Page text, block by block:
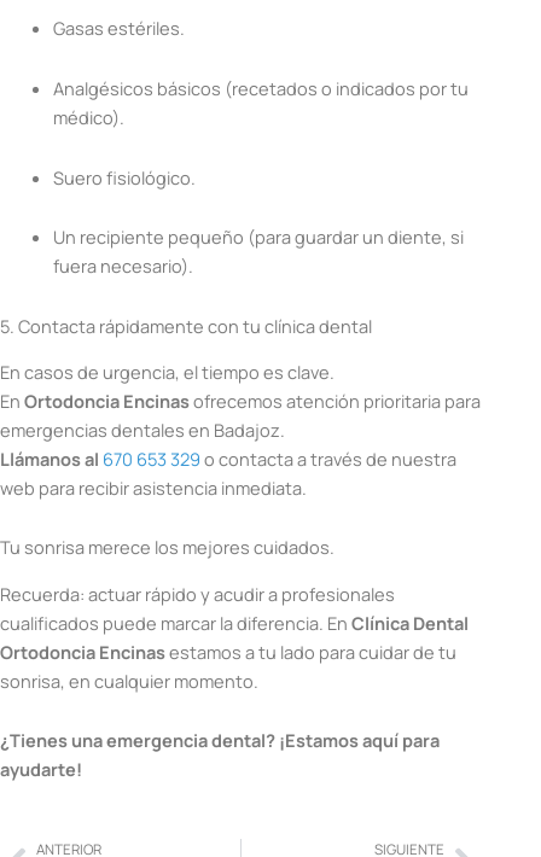
Gasas estériles.
Analgésicos básicos (recetados o indicados por tu
médico).
Suero fisiológico.
Un recipiente pequeño (para guardar un diente, si
fuera necesario).
5. Contacta rápidamente con tu clínica dental
En casos de urgencia, el tiempo es clave.
En Ortodoncia Encinasofrecemos atención prioritaria para
emergencias dentales en Badajoz.
Llámanos al 670 653 329 o contacta a través de nuestra
web para recibir asistencia inmediata.
Tu sonrisa merece los mejores cuidados.
Recuerda: actuar rápido y acudir a profesionales
cualificados puede marcar la diferencia. En Clínica Dental
Ortodoncia Encinasestamos a tu lado para cuidar de tu
sonrisa, en cualquier momento.
¿Tienes una emergencia dental? ¡Estamos aquí para
ayudarte!
ANTERIOR SIGUIENTE